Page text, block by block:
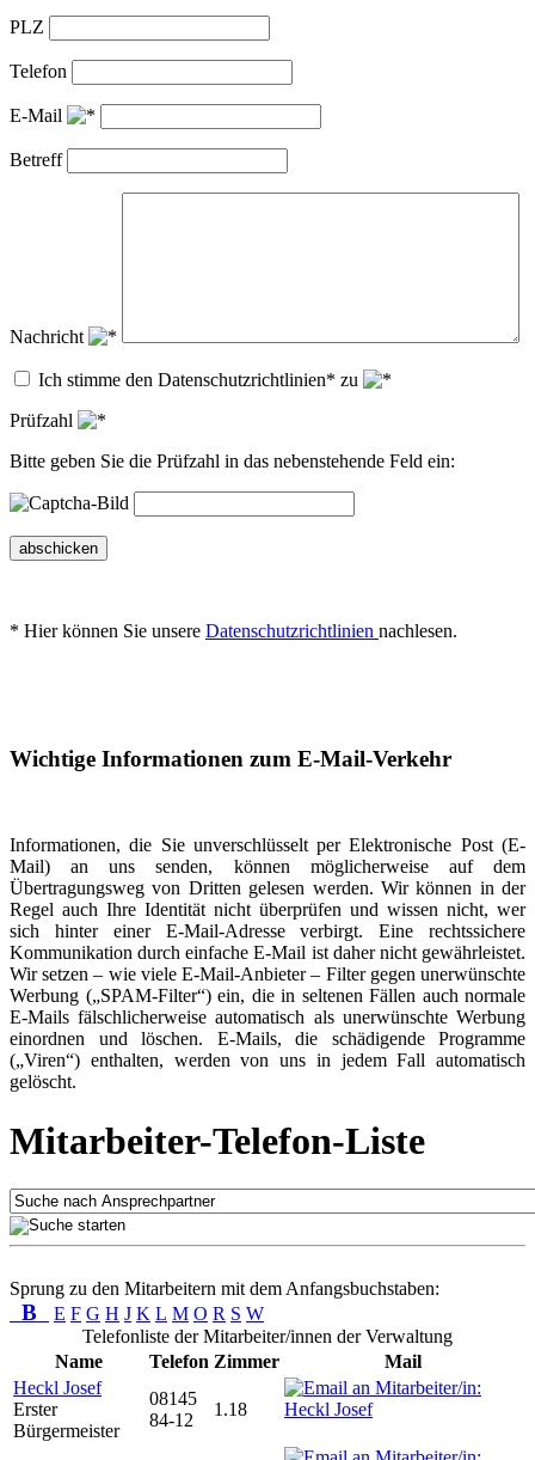
PLZ
Telefon
E-Mail
Betreff
Nachricht
Ich stimme den Datenschutzrichtlinien* zu
Prüfzahl
Bitte geben Sie die Prüfzahl in das nebenstehende Feld ein:
abschicken
* Hier können Sie unsere Datenschutzrichtlinien nachlesen.
Wichtige Informationen zum E-Mail-Verkehr
Informationen, die Sie unverschlüsselt per Elektronische Post (E-
Mail) an uns senden, können möglicherweise auf dem
Übertragungsweg von Dritten gelesen werden. Wir können in der
Regel auch Ihre Identität nicht überprüfen und wissen nicht, wer
sich hinter einer E-Mail-Adresse verbirgt. Eine rechtssichere
Kommunikation durch einfache E-Mail ist daher nicht gewährleistet.
Wir setzen – wie viele E-Mail-Anbieter – Filter gegen unerwünschte
Werbung („SPAM-Filter“) ein, die in seltenen Fällen auch normale
E-Mails fälschlicherweise automatisch als unerwünschte Werbung
einordnen und löschen. E-Mails, die schädigende Programme
(„Viren“) enthalten, werden von uns in jedem Fall automatisch
gelöscht.
Mitarbeiter-Telefon-Liste
Sprung zu den Mitarbeitern mit dem Anfangsbuchstaben:
B E F G H J K L M O R S W
Telefonliste der Mitarbeiter/innen der Verwaltung
Name
Telefon Zimmer
Mail
Heckl Josef
Erster
Bürgermeister
08145
84-12
1.18